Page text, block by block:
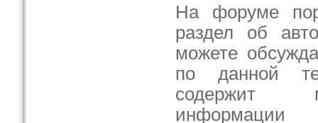
На форуме
раздел об
можете
по данной
содержит